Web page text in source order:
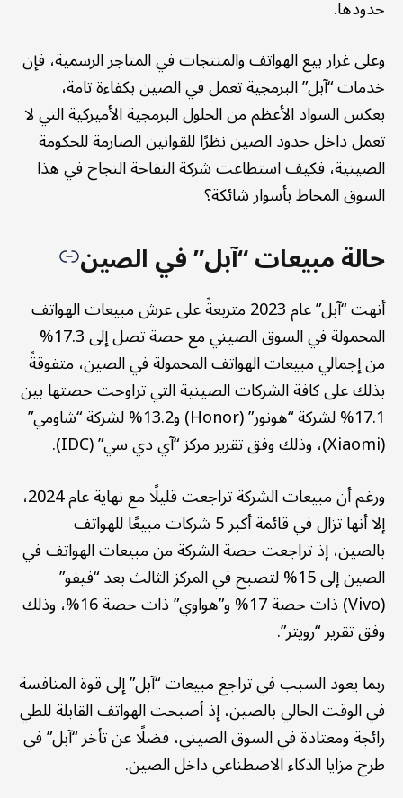
حدودها.
وعلى غرار بيع الهواتف والمنتجات في المتاجر الرسمية، فإن
خدمات “آبل” البرمجية تعمل في الصين بكفاءة تامة،
بعكس السواد الأعظم من الحلول البرمجية الأميركية التي لا
تعمل داخل حدود الصين نظرًا للقوانين الصارمة للحكومة
الصينية، فكيف استطاعت شركة التفاحة النجاح في هذا
السوق المحاط بأسوار شائكة؟
حالة مبيعات “آبل” في الصين
أنهت “آبل” عام 2023 متربعةً على عرش مبيعات الهواتف
المحمولة في السوق الصيني مع حصة تصل إلى 17.3%
من إجمالي مبيعات الهواتف المحمولة في الصين، متفوقةً
بذلك على كافة الشركات الصينية التي تراوحت حصتها بين
17.1% لشركة “هونور” (Honor) و13.2% لشركة “شاومي”
(Xiaomi)، وذلك وفق تقرير مركز “آي دي سي” (IDC).
ورغم أن مبيعات الشركة تراجعت قليلًا مع نهاية عام 2024،
إلا أنها تزال في قائمة أكبر 5 شركات مبيعًا للهواتف
بالصين، إذ تراجعت حصة الشركة من مبيعات الهواتف في
الصين إلى 15% لتصبح في المركز الثالث بعد “فيفو”
(Vivo) ذات حصة 17% و”هواوي” ذات حصة 16%، وذلك
وفق تقرير “رويتر”.
ربما يعود السبب في تراجع مبيعات “آبل” إلى قوة المنافسة
في الوقت الحالي بالصين، إذ أصبحت الهواتف القابلة للطي
رائجة ومعتادة في السوق الصيني، فضلًا عن تأخر “آبل” في
طرح مزايا الذكاء الاصطناعي داخل الصين.